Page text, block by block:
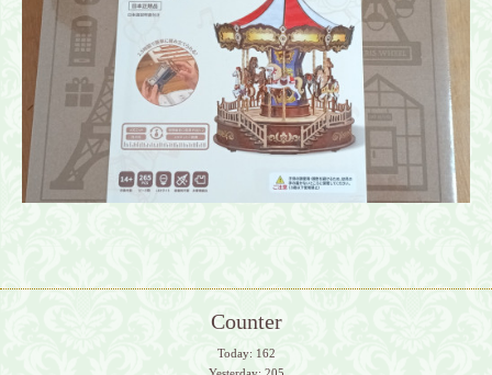
Counter
Today: 162